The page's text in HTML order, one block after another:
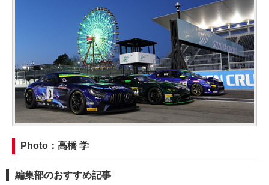
Photo：高橋 学
編集部のおすすめ記事